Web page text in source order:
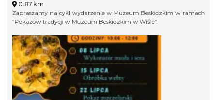
0.87 km
Zapraszamy na cykl wydarzenie w Muzeum Beskidzkim w ramach
"Pokazów tradycji w Muzeum Beskidzkim w Wiśle".